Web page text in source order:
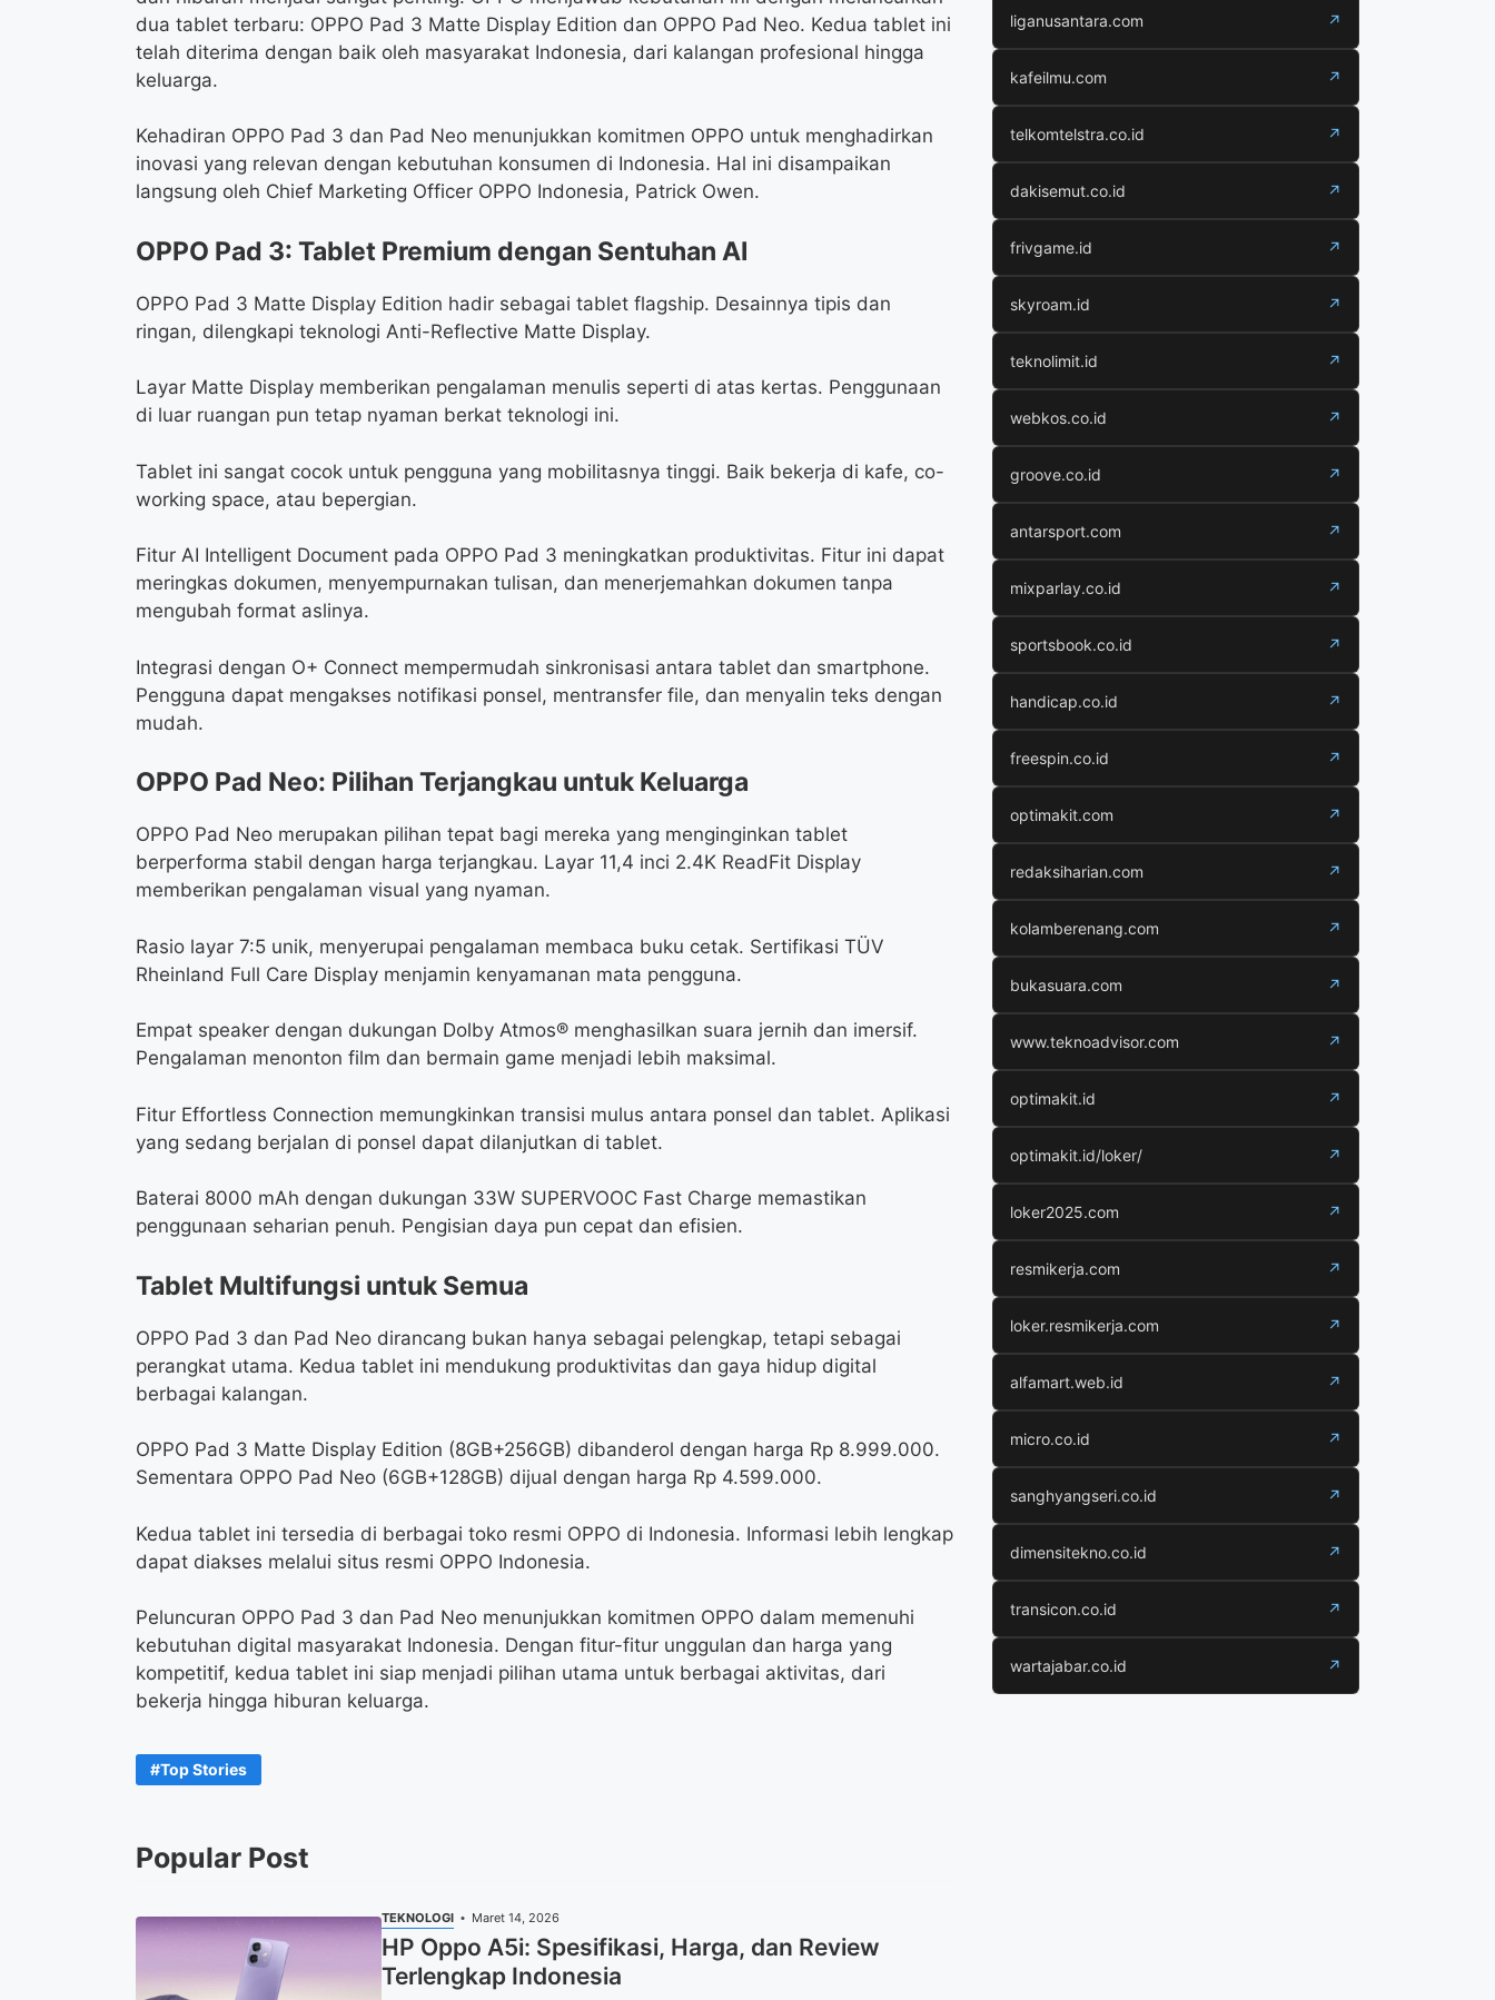
dua tablet terbaru: OPPO Pad 3 Matte Display Edition dan OPPO Pad Neo. Kedua tablet ini
telah diterima dengan baik oleh masyarakat Indonesia, dari kalangan profesional hingga
keluarga.
Kehadiran OPPO Pad 3 dan Pad Neo menunjukkan komitmen OPPO untuk menghadirkan
inovasi yang relevan dengan kebutuhan konsumen di Indonesia. Hal ini disampaikan
langsung oleh Chief Marketing Officer OPPO Indonesia, Patrick Owen.
OPPO Pad 3: Tablet Premium dengan Sentuhan AI
OPPO Pad 3 Matte Display Edition hadir sebagai tablet flagship. Desainnya tipis dan
ringan, dilengkapi teknologi Anti-Reflective Matte Display.
Layar Matte Display memberikan pengalaman menulis seperti di atas kertas. Penggunaan
di luar ruangan pun tetap nyaman berkat teknologi ini.
Tablet ini sangat cocok untuk pengguna yang mobilitasnya tinggi. Baik bekerja di kafe, co-
working space, atau bepergian.
Fitur AI Intelligent Document pada OPPO Pad 3 meningkatkan produktivitas. Fitur ini dapat
meringkas dokumen, menyempurnakan tulisan, dan menerjemahkan dokumen tanpa
mengubah format aslinya.
Integrasi dengan O+ Connect mempermudah sinkronisasi antara tablet dan smartphone.
Pengguna dapat mengakses notifikasi ponsel, mentransfer file, dan menyalin teks dengan
mudah.
OPPO Pad Neo: Pilihan Terjangkau untuk Keluarga
OPPO Pad Neo merupakan pilihan tepat bagi mereka yang menginginkan tablet
berperforma stabil dengan harga terjangkau. Layar 11,4 inci 2.4K ReadFit Display
memberikan pengalaman visual yang nyaman.
Rasio layar 7:5 unik, menyerupai pengalaman membaca buku cetak. Sertifikasi TÜV
Rheinland Full Care Display menjamin kenyamanan mata pengguna.
Empat speaker dengan dukungan Dolby Atmos® menghasilkan suara jernih dan imersif.
Pengalaman menonton film dan bermain game menjadi lebih maksimal.
Fitur Effortless Connection memungkinkan transisi mulus antara ponsel dan tablet. Aplikasi
yang sedang berjalan di ponsel dapat dilanjutkan di tablet.
Baterai 8000 mAh dengan dukungan 33W SUPERVOOC Fast Charge memastikan
penggunaan seharian penuh. Pengisian daya pun cepat dan efisien.
Tablet Multifungsi untuk Semua
OPPO Pad 3 dan Pad Neo dirancang bukan hanya sebagai pelengkap, tetapi sebagai
perangkat utama. Kedua tablet ini mendukung produktivitas dan gaya hidup digital
berbagai kalangan.
OPPO Pad 3 Matte Display Edition (8GB+256GB) dibanderol dengan harga Rp 8.999.000.
Sementara OPPO Pad Neo (6GB+128GB) dijual dengan harga Rp 4.599.000.
Kedua tablet ini tersedia di berbagai toko resmi OPPO di Indonesia. Informasi lebih lengkap
dapat diakses melalui situs resmi OPPO Indonesia.
Peluncuran OPPO Pad 3 dan Pad Neo menunjukkan komitmen OPPO dalam memenuhi
kebutuhan digital masyarakat Indonesia. Dengan fitur-fitur unggulan dan harga yang
kompetitif, kedua tablet ini siap menjadi pilihan utama untuk berbagai aktivitas, dari
bekerja hingga hiburan keluarga.
Top Stories
Popular Post
TEKNOLOGI Maret 14, 2026
HP Oppo A5i: Spesifikasi, Harga, dan Review
Terlengkap Indonesia
liganusantara.com ↗
kafeilmu.com ↗
telkomtelstra.co.id ↗
dakisemut.co.id ↗
frivgame.id ↗
skyroam.id ↗
teknolimit.id ↗
webkos.co.id ↗
groove.co.id ↗
antarsport.com ↗
mixparlay.co.id ↗
sportsbook.co.id ↗
handicap.co.id ↗
freespin.co.id ↗
optimakit.com ↗
redaksiharian.com ↗
kolamberenang.com ↗
bukasuara.com ↗
www.teknoadvisor.com ↗
optimakit.id ↗
optimakit.id/loker/ ↗
loker2025.com ↗
resmikerja.com ↗
loker.resmikerja.com ↗
alfamart.web.id ↗
micro.co.id ↗
sanghyangseri.co.id ↗
dimensitekno.co.id ↗
transicon.co.id ↗
wartajabar.co.id ↗